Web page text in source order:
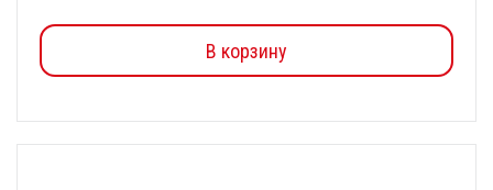
В корзину